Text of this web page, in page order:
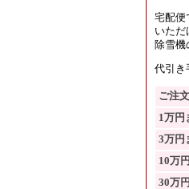
宅配便
いただ
除雪機
代引き
ご注
1万円
3万円
10万
30万